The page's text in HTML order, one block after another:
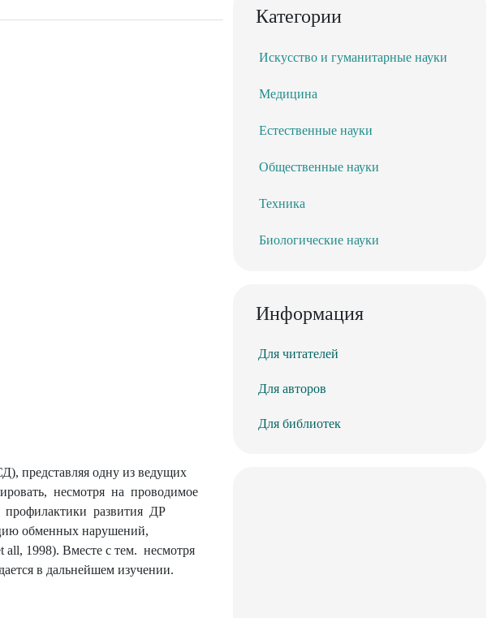
представляя одну из ведущих
несмотря на проводимое
развития ДР
обменных нарушений,
all, 1998). Вместе с тем. несмотря
в дальнейшем изучении.
Категории
Искусство и гуманитарные науки
Медицина
Естественные науки
Общественные науки
Техника
Биологические науки
Информация
Для читателей
Для авторов
Для библиотек